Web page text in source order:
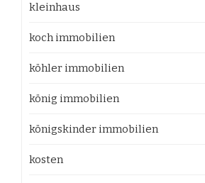
kleinhaus
koch immobilien
köhler immobilien
könig immobilien
königskinder immobilien
kosten